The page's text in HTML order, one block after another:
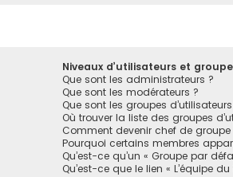
Niveaux d’utilisateurs et
Que sont les administrateurs ?
Que sont les modérateurs ?
Que sont les groupes
Où trouver la liste des groupes
Comment devenir chef de groupe
Pourquoi certains membres
Qu’est-ce qu’un « Groupe par
Qu’est-ce que le lien « L’équipe